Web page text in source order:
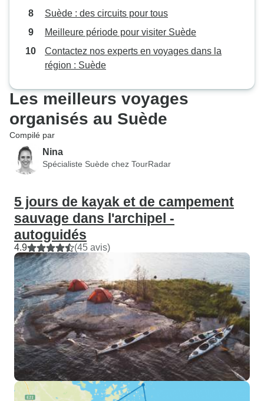
Suède : des circuits pour tous
Meilleure période pour visiter Suède
Contactez nos experts en voyages dans la
région : Suède
Les meilleurs voyages
organisés au Suède
Compilé par
Nina
Spécialiste Suède chez TourRadar
5 jours de kayak et de campement
sauvage dans l'archipel -
autoguidés
4.9 (45 avis)